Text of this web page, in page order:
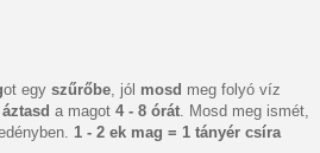
ot egy szűrőbe, jól mosd meg folyó víz
áztasd a magot 4 - 8 órát. Mosd meg ismét,
1 - 2 ek mag = 1 tányér csíra